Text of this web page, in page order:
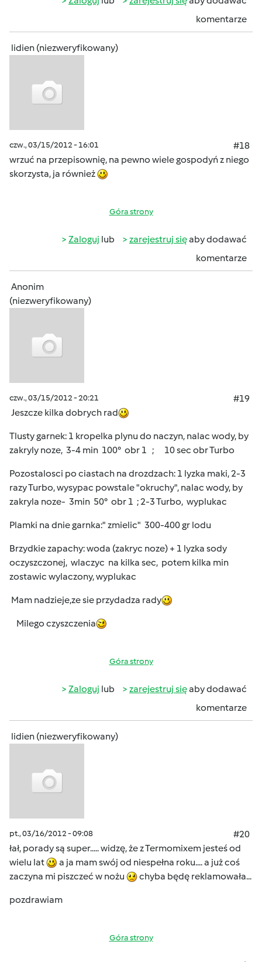
komentarze
lidien (niezweryfikowany)
czw., 03/15/2012 - 16:01
#18
wrzuć na przepisownię, na pewno wiele gospodyń z niego
skorzysta, ja również
Góra strony
Zaloguj lub zarejestruj sięaby dodawać
komentarze
Anonim
(niezweryfikowany)
czw., 03/15/2012 - 20:21
#19
Jeszcze kilka dobrych rad
Tlusty garnek: 1 kropelka plynu do naczyn, nalac wody, by
zakryly noze, 3-4 min 100° obr 1 ; 10 sec obr Turbo
Pozostalosci po ciastach na drozdzach: 1 lyzka maki, 2-3
razy Turbo, wysypac powstale "okruchy", nalac wody, by
zakryla noze- 3min 50° obr 1 ; 2-3 Turbo, wyplukac
Plamki na dnie garnka:" zmielic" 300-400 gr lodu
Brzydkie zapachy: woda (zakryc noze) + 1 lyzka sody
oczyszczonej, wlaczyc na kilka sec, potem kilka min
zostawic wylaczony, wyplukac
Mam nadzieje,ze sie przydadza rady
Milego czyszczenia
Góra strony
Zaloguj lub zarejestruj sięaby dodawać
komentarze
lidien (niezweryfikowany)
pt., 03/16/2012 - 09:08
#20
łał, porady są super..... widzę, że z Termomixem jesteś od
wielu lat
a ja mam swój od niespełna roku.... a już coś
zaczyna mi piszczeć w nożu
chyba będę reklamowała...
pozdrawiam
Góra strony